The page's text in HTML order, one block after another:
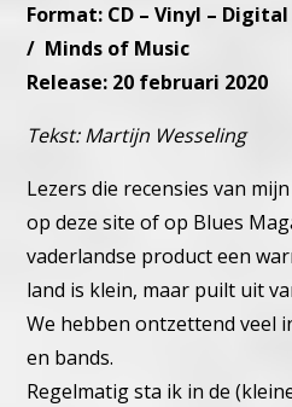
Format: CD – Vinyl –
/ Minds of Music
Release: 20 februari 2020
Tekst: Martijn Wesseling
Lezers die recensies van
op deze site of op Blues
vaderlandse product een
land is klein, maar puilt uit
We hebben ontzettend veel
en bands.
Regelmatig sta ik in de